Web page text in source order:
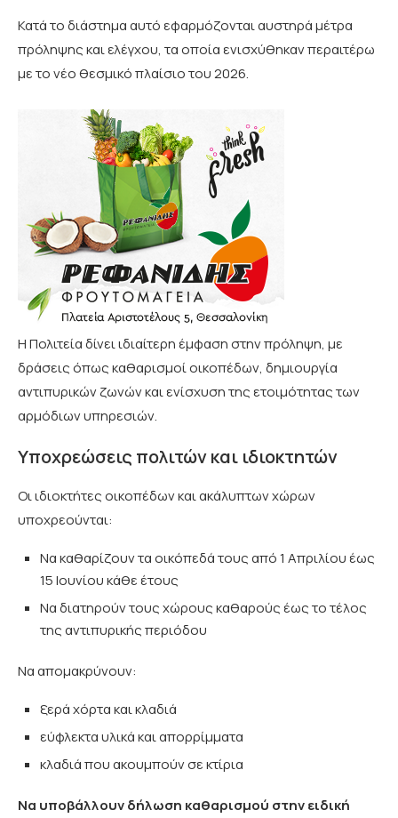
Κατά το διάστημα αυτό εφαρμόζονται αυστηρά μέτρα
πρόληψης και ελέγχου, τα οποία ενισχύθηκαν περαιτέρω
με το νέο θεσμικό πλαίσιο του 2026.
Η Πολιτεία δίνει ιδιαίτερη έμφαση στην πρόληψη, με
δράσεις όπως καθαρισμοί οικοπέδων, δημιουργία
αντιπυρικών ζωνών και ενίσχυση της ετοιμότητας των
αρμόδιων υπηρεσιών.
Υποχρεώσεις πολιτών και ιδιοκτητών
Οι ιδιοκτήτες οικοπέδων και ακάλυπτων χώρων
υποχρεούνται:
Να καθαρίζουν τα οικόπεδά τους από 1 Απριλίου έως
15 Ιουνίου κάθε έτους
Να διατηρούν τους χώρους καθαρούς έως το τέλος
της αντιπυρικής περιόδου
Να απομακρύνουν:
ξερά χόρτα και κλαδιά
εύφλεκτα υλικά και απορρίμματα
κλαδιά που ακουμπούν σε κτίρια
Να υποβάλλουν δήλωση καθαρισμού στην ειδική